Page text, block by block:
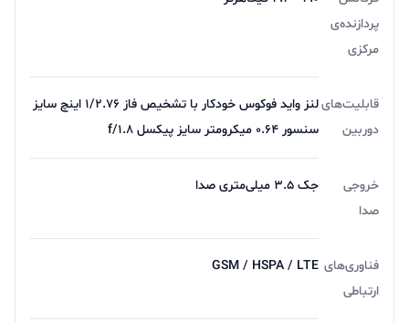
پردازنده‌ی
مرکزی
قابلیت‌های
دوربین
لنز واید فوکوس خودکار با تشخیص فاز 1/2.76 اینچ سایز
سنسور 0.64 میکرومتر سایز پیکسل f/1.8
خروجی
صدا
جک ۳.۵ میلی‌متری صدا
فناوری‌های
ارتباطی
GSM / HSPA / LTE